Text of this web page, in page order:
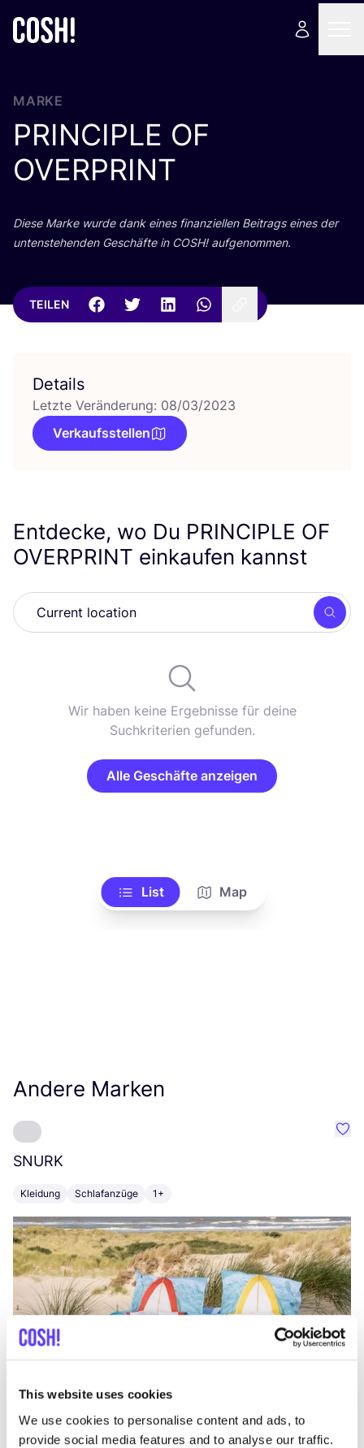
This website uses cookies
We use cookies to personalise content and ads, to
provide social media features and to analyse our traffic.
MARKE
PRINCIPLE OF
OVERPRINT
Die­se Mar­ke wur­de dank eines finan­zi­el­len Bei­trags eines der
unten­ste­hen­den Geschäf­te in COSH! aufgenommen.
TEILEN
Details
Letzte Veränderung: 08/03/2023
Verkaufsstellen
Entdecke, wo Du PRINCIPLE OF
OVERPRINT einkaufen kannst
Wir haben keine Ergebnisse für deine
Suchkriterien gefunden.
Alle Geschäfte anzeigen
List Map
Andere Marken
SNURK
Kleidung Schlafanzüge 1+